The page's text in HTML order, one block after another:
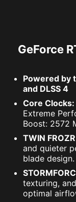
GeForce
Powered by
and DLSS 4
Core Clocks:
Extreme
Boost: 2572
TWIN
and quieter
blade design.
texturing,
optimal